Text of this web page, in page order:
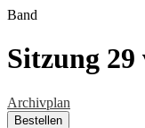
Band
Sitzung 29
Archivplan
Bestellen